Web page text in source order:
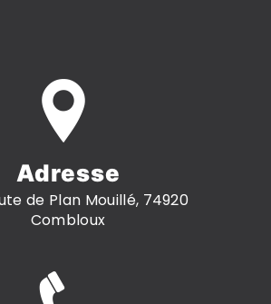
Adresse
de Plan Mouillé, 74920
Combloux